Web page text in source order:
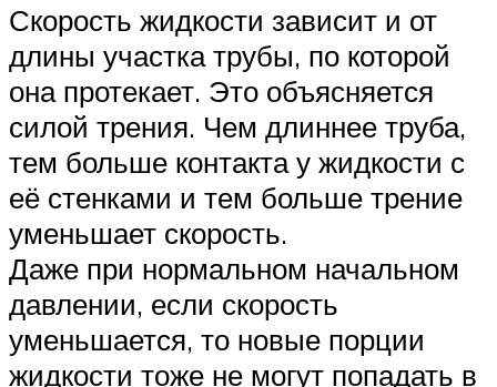
Скорость жидкости зависит и от
длины участка трубы, по которой
она протекает. Это объясняется
силой трения. Чем длиннее труба,
тем больше контакта у жидкости с
её стенками и тем больше трение
уменьшает скорость.
Даже при нормальном начальном
давлении, если скорость
уменьшается, то новые порции
жидкости тоже не могут попадать в